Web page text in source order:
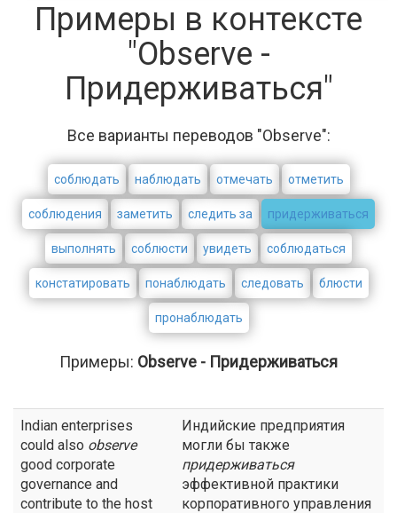
Примеры в контексте
"Observe -
Придерживаться"
Все варианты переводов "Observe":
соблюдать наблюдать отмечать отметить
соблюдения заметить следить за придерживаться
выполнять соблюсти увидеть соблюдаться
констатировать понаблюдать следовать блюсти
пронаблюдать
Примеры: Observe - Придерживаться
Indian enterprises
could also observe
good corporate
governance and
contribute to the host
Индийские предприятия
могли бы также
придерживаться
эффективной практики
корпоративного управления